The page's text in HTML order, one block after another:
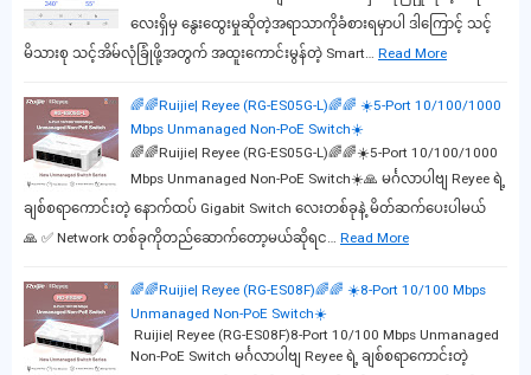
လေးရှိမှ နွေးထွေးမှုဆိုတဲ့အရာသာကိုခံစားရမှာပါ ဒါကြောင့် သင့်
မိသားစု သင့်အိမ်လုံခြုံဖို့အတွက် အထူးကောင်းမွန်တဲ့ Smart…
Read More
🌈🌈Ruijie| Reyee (RG-ES05G-L)🌈🌈 ☀️5-Port 10/100/1000
Mbps Unmanaged Non-PoE Switch☀️
🌈🌈Ruijie| Reyee (RG-ES05G-L)🌈🌈☀️5-Port 10/100/1000
Mbps Unmanaged Non-PoE Switch☀️🙏 မင်္ဂလာပါဗျ Reyee ရဲ့
ချစ်စရာကောင်းတဲ့ နောက်ထပ် Gigabit Switch လေးတစ်ခုနဲ့ မိတ်ဆက်ပေးပါမယ်
🙏 ✅ Network တစ်ခုကိုတည်ဆောက်တော့မယ်ဆိုရင…
Read More
🌈🌈Ruijie| Reyee (RG-ES08F)🌈🌈 ☀️8-Port 10/100 Mbps
Unmanaged Non-PoE Switch☀️
Ruijie| Reyee (RG-ES08F)8-Port 10/100 Mbps Unmanaged
Non-PoE Switch မင်္ဂလာပါဗျ Reyee ရဲ့ ချစ်စရာကောင်းတဲ့